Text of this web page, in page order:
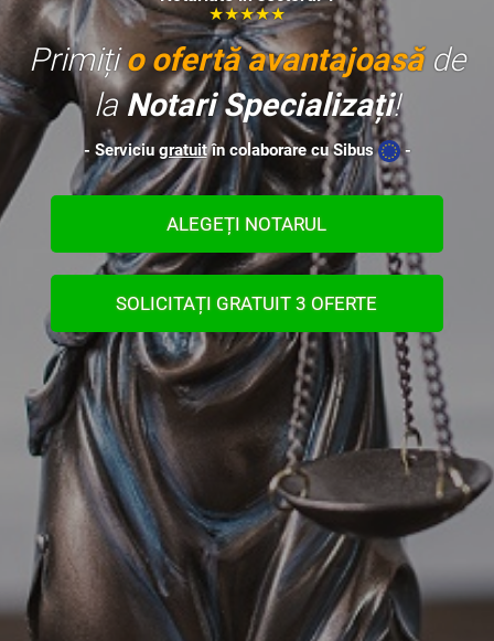
★★★★★
Primițio ofertă avantajoasăde
laNotari Specializați!
- Serviciugratuitîn colaborare cu Sibus -
ALEGEȚI NOTARUL
SOLICITAȚI GRATUIT 3 OFERTE